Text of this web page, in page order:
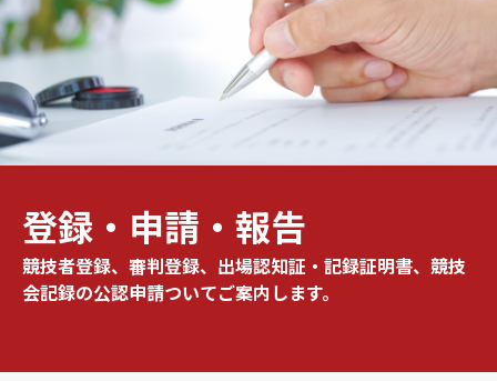
登録・申請・報告
競技者登録、審判登録、出場認知証・記録証明書、競技
会記録の公認申請ついてご案内します。